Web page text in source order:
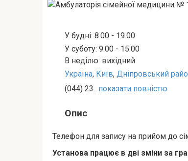
У будні: 8.00 - 19.00
У суботу: 9.00 - 15.00
В неділю: вихідний
Україна, Київ, Дніпровський
(044) 23.. показати повністю
Опис
Телефон для запису на прийом до
Установа працює в дві зміни за